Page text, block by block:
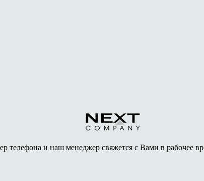
телефона и наш менеджер свяжется с Вами в рабочее